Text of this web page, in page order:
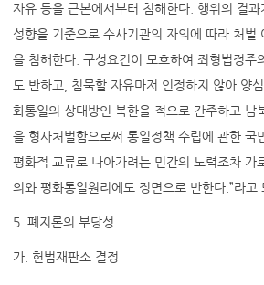
자유 등을 근본에서부터 침해한다. 행위의 결
성향을 기준으로 수사기관의 자의에 따라 처벌
을 침해한다. 구성요건이 모호하여 죄형법정주
도 반하고, 침묵할 자유마저 인정하지 않아 양
화통일의 상대방인 북한을 적으로 간주하고 남
을 형사처벌함으로써 통일정책 수립에 관한 국
평화적 교류로 나아가려는 민간의 노력조차 가
의와 평화통일원리에도 정면으로 반한다.”라고
5. 폐지론의 부당성
가. 헌법재판소 결정